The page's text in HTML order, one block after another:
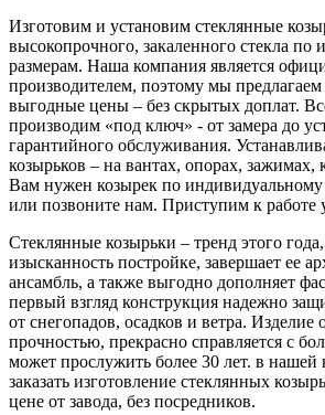
Изготовим и установим стеклянные
высокопрочного, закаленного стекла
размерам. Наша компания является
производителем, поэтому мы
выгодные цены – без скрытых доплат.
производим «под ключ» - от замера до
гарантийного обслуживания.
козырьков – на вантах, опорах, зажимах,
Вам нужен козырек по
или позвоните нам. Приступим к работе
Стеклянные козырьки – тренд этого
изысканность постройке, завершает ее
ансамбль, а также выгодно дополняет
первый взгляд конструкция надежно
от снегопадов, осадков и ветра. Изделие
прочностью, прекрасно справляется с
может прослужить более 30 лет. в
заказать изготовление стеклянных
цене от завода, без посредников.